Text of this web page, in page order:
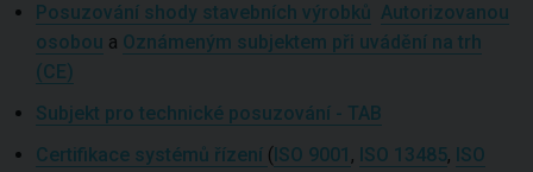
Posuzování shody stavebních výrobků Autorizovanou
osobou a Oznámeným subjektem při uvádění na trh
(CE)
Subjekt pro technické posuzování - TAB
Certifikace systémů řízení (ISO 9001 , ISO 13485, ISO